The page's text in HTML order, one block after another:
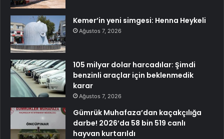
Kemer’in yeni simgesi: Henna Heykeli
Ağustos 7, 2026
105 milyar dolar harcadılar: Şimdi
benzinli araçlar için beklenmedik
karar
Ağustos 7, 2026
Gümrük Muhafaza’dan kaçakçılığa
darbe! 2026’da 58 bin 519 canlı
hayvan kurtarıldı